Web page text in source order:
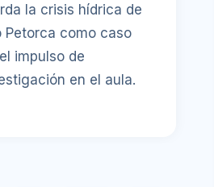
la crisis hídrica de
Petorca como caso
impulso de
en el aula.